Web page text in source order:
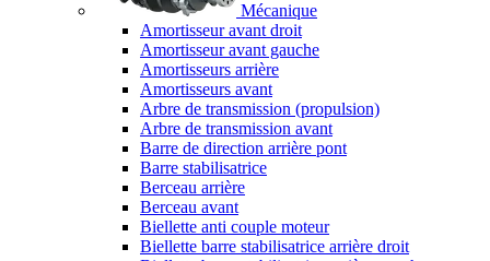
Mécanique
Amortisseur avant droit
Amortisseur avant gauche
Amortisseurs arrière
Amortisseurs avant
Arbre de transmission (propulsion)
Arbre de transmission avant
Barre de direction arrière pont
Barre stabilisatrice
Berceau arrière
Berceau avant
Biellette anti couple moteur
Biellette barre stabilisatrice arrière droit